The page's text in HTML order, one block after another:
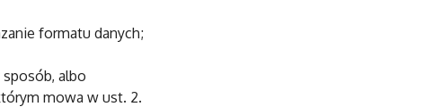
formatu danych;
albo
mowa w ust. 2.